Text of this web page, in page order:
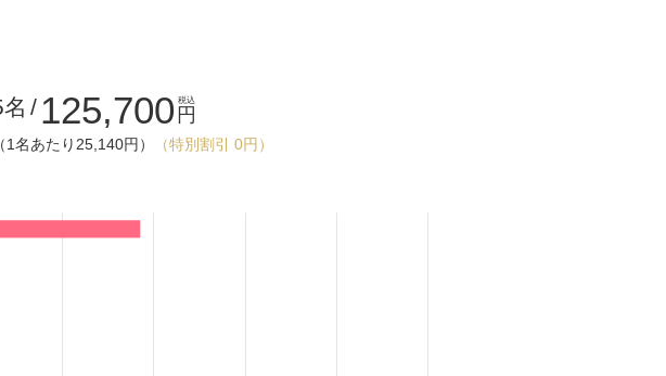
125,700 円
税込
（1名あたり25,140円） （特別割引 0円）